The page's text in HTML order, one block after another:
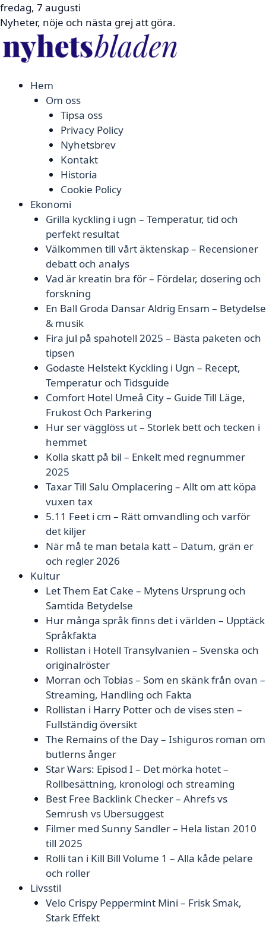
fredag, 7 augusti
Nyheter, nöje och nästa grej att göra.
Hem
Om oss
Tipsa oss
Privacy Policy
Nyhetsbrev
Kontakt
Historia
Cookie Policy
Ekonomi
Grilla kyckling i ugn – Temperatur, tid och
perfekt resultat
Välkommen till vårt äktenskap – Recensioner
debatt och analys
Vad är kreatin bra för – Fördelar, dosering och
forskning
En Ball Groda Dansar Aldrig Ensam – Betydelse
& musik
Fira jul på spahotell 2025 – Bästa paketen och
tipsen
Godaste Helstekt Kyckling i Ugn – Recept,
Temperatur och Tidsguide
Comfort Hotel Umeå City – Guide Till Läge,
Frukost Och Parkering
Hur ser vägglöss ut – Storlek bett och tecken i
hemmet
Kolla skatt på bil – Enkelt med regnummer
2025
Taxar Till Salu Omplacering – Allt om att köpa
vuxen tax
5.11 Feet i cm – Rätt omvandling och varför
det kiljer
När må te man betala katt – Datum, grän er
och regler 2026
Kultur
Let Them Eat Cake – Mytens Ursprung och
Samtida Betydelse
Hur många språk finns det i världen – Upptäck
Språkfakta
Rollistan i Hotell Transylvanien – Svenska och
originalröster
Morran och Tobias – Som en skänk från ovan –
Streaming, Handling och Fakta
Rollistan i Harry Potter och de vises sten –
Fullständig översikt
The Remains of the Day – Ishiguros roman om
butlerns ånger
Star Wars: Episod I – Det mörka hotet –
Rollbesättning, kronologi och streaming
Best Free Backlink Checker – Ahrefs vs
Semrush vs Ubersuggest
Filmer med Sunny Sandler – Hela listan 2010
till 2025
Rolli tan i Kill Bill Volume 1 – Alla kåde pelare
och roller
Livsstil
Velo Crispy Peppermint Mini – Frisk Smak,
Stark Effekt